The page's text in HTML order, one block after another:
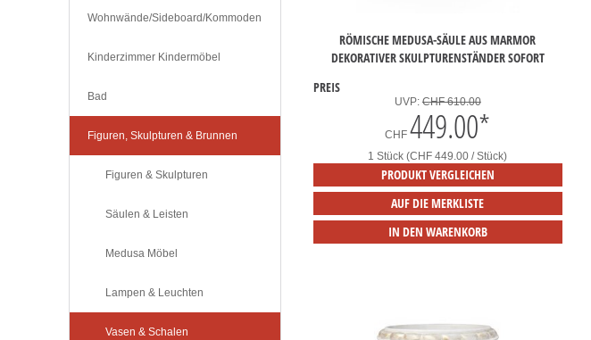
RÖMISCHE MEDUSA-SÄULE AUS MARMOR
DEKORATIVER SKULPTURENSTÄNDER SOFORT
PREIS
UVP: CHF 610.00
CHF 449.00*
1 Stück (CHF 449.00 / Stück)
PRODUKT VERGLEICHEN
AUF DIE MERKLISTE
IN DEN WARENKORB
Wohnwände/Sideboard/Kommoden
Kinderzimmer Kindermöbel
Bad
Figuren, Skulpturen & Brunnen
Figuren & Skulpturen
Säulen & Leisten
Medusa Möbel
Lampen & Leuchten
Vasen & Schalen